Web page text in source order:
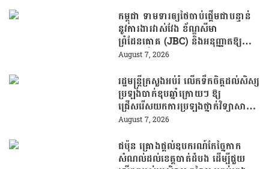
កម្ពុជា ទាមទារឲ្យថៃចាប់ផ្តើមជាបន្ទាន់
នូវការងារវាស់វែង ខ័ណ្ឌសីមា
ព្រំដែនគោគ (JBC) និងអនុញ្ញាតឱ្យ
ពលរដ្ឋភៀសសឹកវិលទៅលំនៅឋានវិញ
August 7, 2026
រដ្ឋមន្រ្តីក្រសួងអប់រំ លើកទឹកចិត្តដល់សិស្ស
ប្រឡងបាក់ឌុបឆ្នាំក្រោយៗ ឱ្យ
ជ្រើសរើសយកការប្រឡងថ្នាក់វិទ្យាសាស្ត្រ
ដើម្បីឆ្លើយតបទៅនឹងតម្រូវការធនធាន
August 7, 2026
ជប៉ុន គ្រោងផ្តល់ឧបករណ៍កែច្នៃកាក
សំណល់ដល់ខេត្តបាត់ដំបង ដើម្បីជួយ